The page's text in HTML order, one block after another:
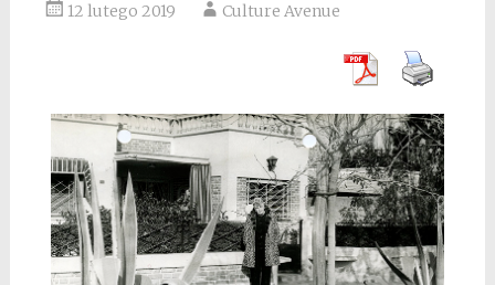
12 lutego 2019 Culture Avenue